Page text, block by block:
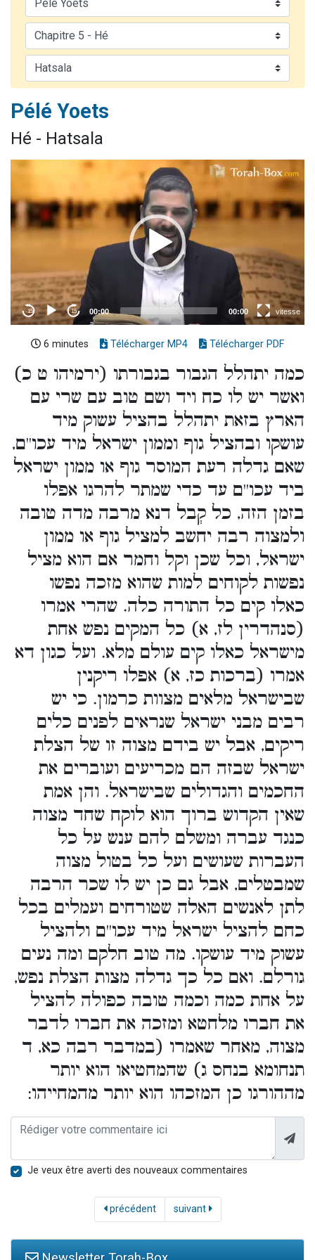
3 personnes viennent de nous rejoindre sur WhatsApp
11 personnes viennent de demander une bénédiction
Il reste 49 places pour étudier en groupe sur Zoom
Pélé Yoets
Hé - Hatsala
6 minutes Télécharger MP4 Télécharger PDF
כמה יתהלל הגבור בגבורתו (ירמיהו ט כ)
ואשר יש לו כח ויד ושם טוב עם שרי עם
הארץ בזאת יתהלל בהציל עשוק מיד
עושקו ובהציל גוף וממון ישראל מיד עכו''ם,
שאם גדלה רעת המוסר גוף או ממון ישראל
ביד עכו''ם עד כדי שמתר להרגו אפלו
בזמן הזה, כל קְבל דנא מרבה מדה טובה
ולמצוה רבה יחשב למציל גוף או ממון
ישראל, וכל שכן וקל וחמר אם הוא מציל
נפשות לקוחים למות שהוא מזכה נפשו
כאלו קים כל התורה כלה. שהרי אמרו
(סנהדרין לז, א) כל המקים נפש אחת
מישראל כאלו קים עולם מלא. ועל כגון דא
אמרו (ברכות כז, א) אפלו ריקנין
שבישראל מלאים מצוות כרמון. כי יש
רבים מבני ישראל שנראים לפנים כלים
ריקים, אבל יש בידם מצוה זו של הצלת
ישראל שבזה הם מכריעים ועוברים את
החכמים והגדולים שבישראל. והן אמת
שאין הקדוש ברוך הוא לוקח שחד מצוה
כנגד עברה ומשלם להם ענש על כל
העברות שעושים ועל כל בטול מצוה
שמבטלים, אבל גם כן יש לו שכר הרבה
לתן לאנשים האלה שטורחים ועמלים בכל
כחם להציל ישראל מיד עכו''ם ולהציל
עשוק מיד עושקו. מה טוב חלקם ומה נעים
גורלם. ואם כל כך גדלה מצות הצלת נפש,
על אחת כמה וכמה טובה כפולה להציל
את חברו מלחטא ומזכה את חברו לדבר
מצוה, מאחר שאמרו (במדבר רבה כא, ד
תנחומא בנחס ג) שהמחטיאו הוא יותר
מההורגו כן המזכהו הוא יותר מהמחייהו:
Je veux être averti des nouveaux commentaires
précédent suivant